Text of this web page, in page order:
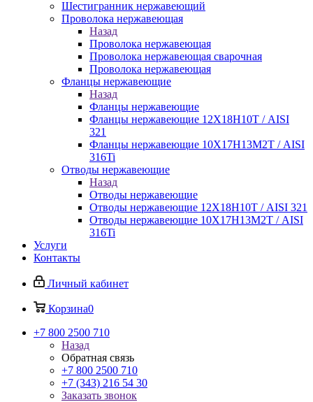
Шестигранник нержавеющий
Проволока нержавеющая
Назад
Проволока нержавеющая
Проволока нержавеющая сварочная
Проволока нержавеющая
Фланцы нержавеющие
Назад
Фланцы нержавеющие
Фланцы нержавеющие 12Х18Н10Т / AISI
321
Фланцы нержавеющие 10Х17Н13М2Т / AISI
316Ti
Отводы нержавеющие
Назад
Отводы нержавеющие
Отводы нержавеющие 12Х18Н10Т / AISI 321
Отводы нержавеющие 10Х17Н13М2Т / AISI
316Ti
Услуги
Контакты
Личный кабинет
Корзина0
+7 800 2500 710
Назад
Обратная связь
+7 800 2500 710
+7 (343) 216 54 30
Заказать звонок